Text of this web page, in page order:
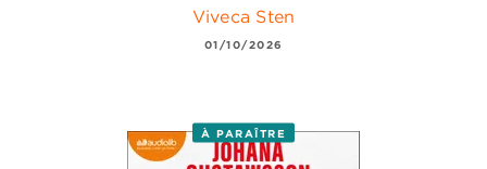
Viveca Sten
01/10/2026
À PARAÎTRE